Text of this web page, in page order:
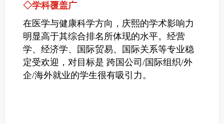
◇学科覆盖广
在医学与健康科学方向，庆熙的学术影响力
明显高于其综合排名所体现的水平。经营
学、经济学、国际贸易、国际关系等专业稳
定受欢迎，对目标是 跨国公司/国际组织/外
企/海外就业的学生很有吸引力。